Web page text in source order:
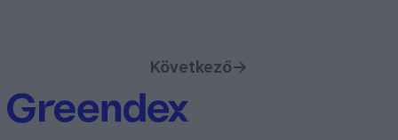
Következő→